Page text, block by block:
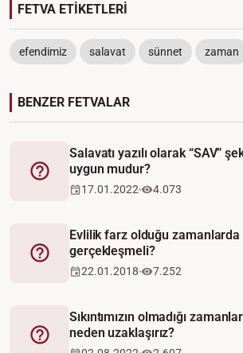
FETVA ETİKETLERİ
efendimiz salavat sünnet zaman
BENZER FETVALAR
Fetva
Salavatı yazılı olarak “SAV”
uygun mudur?
17.01.2022 4.073
Fetva
Evlilik farz olduğu zamanlarda
gerçekleşmeli?
22.01.2018 7.252
Fetva
Sıkıntımızın olmadığı
neden uzaklaşırız?